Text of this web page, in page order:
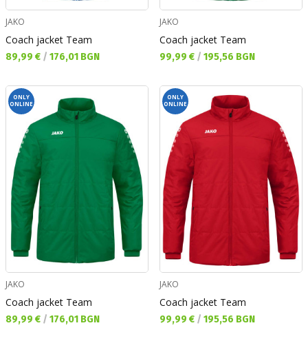
JAKO
Coach jacket Team
Текуща цена:
89,99 € / 176,01 BGN
JAKO
Coach jacket Team
Текуща цена:
99,99 € / 195,56 BGN
ONLY
ONLINE
JAKO
Coach jacket Team
Текуща цена:
89,99 € / 176,01 BGN
ONLY
ONLINE
JAKO
Coach jacket Team
Текуща цена:
99,99 € / 195,56 BGN